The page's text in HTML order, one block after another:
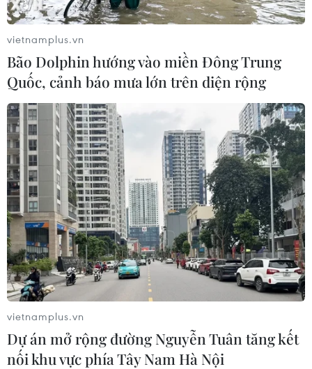
Đồng Hới, anh Trần Ngọc Thịnh (quê Thanh Hóa) bất
ngờ bị sóng lớn cuốn ra xa. Thi thể của anh Thịnh đã
được tìm thấy sau 3 ngày mất tích.
vietnamplus.vn
Bão Dolphin hướng vào miền Đông Trung
Quốc, cảnh báo mưa lớn trên diện rộng
vietnamplus.vn
Dự án mở rộng đường Nguyễn Tuân tăng kết
nối khu vực phía Tây Nam Hà Nội